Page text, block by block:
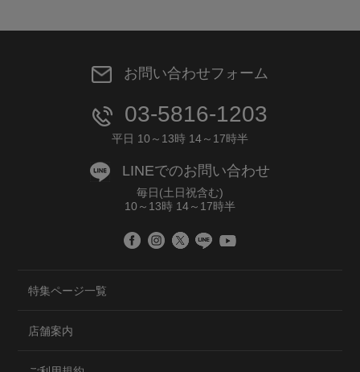
お問い合わせフォーム
03-5816-1203
平日 10～13時 14～17時半
LINEでのお問い合わせ
毎日(土日祝含む)
10～13時 14～17時半
特集ページ一覧
店舗案内